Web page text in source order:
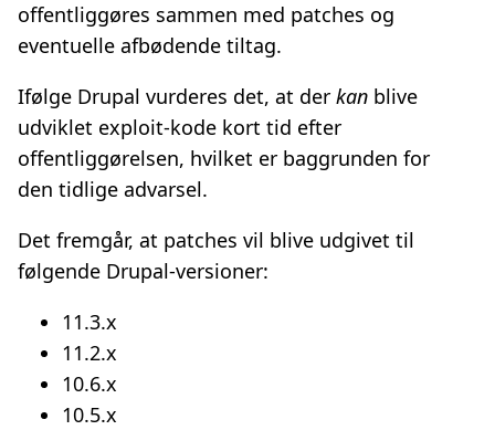
offentliggøres sammen med patches og
eventuelle afbødende tiltag.
Ifølge Drupal vurderes det, at der kan blive
udviklet exploit‑kode kort tid efter
offentliggørelsen, hvilket er baggrunden for
den tidlige advarsel.
Det fremgår, at patches vil blive udgivet til
følgende Drupal‑versioner:
11.3.x
11.2.x
10.6.x
10.5.x